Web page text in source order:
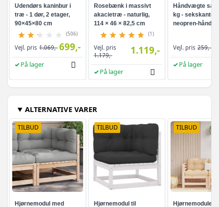
Udendørs kaninbur i
træ - 1 dør, 2 etager,
90×45×80 cm
(506)
Vejl. pris 1.069,- 699,-
På lager
Rosebænk i massivt
akacietræ - naturlig,
114 × 46 × 82,5 cm
(1)
Vejl. pris
1.179,-
1.119,-
På lager
Håndvægte sæt
kg -
neopren-
Vejl. pris 259,-
På lager
ALTERNATIVE VARER
TILBUD
Hjørnemodul med
TILBUD
Hjørnemodul til
TILBUD
Hjørnemoduler